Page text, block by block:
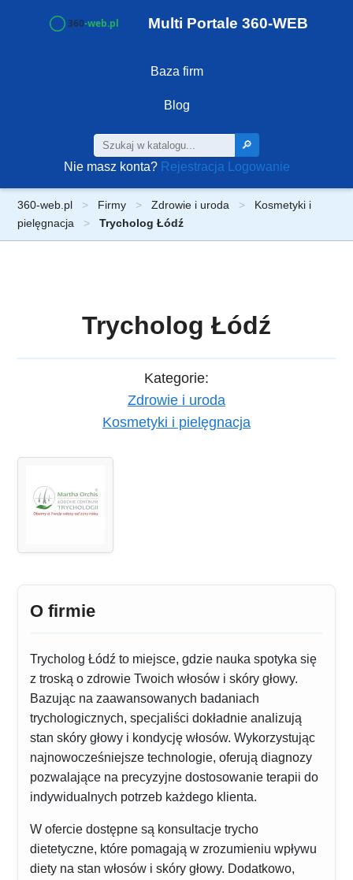
Multi Portale 360-WEB
Baza firm
Blog
🔎
Nie masz konta? Rejestracja Logowanie
360-web.pl Firmy Zdrowie i uroda
Kosmetyki i
pielęgnacja
Trycholog Łódź
Trycholog Łódź
Kategorie:
Zdrowie i uroda
Kosmetyki i pielęgnacja
O firmie
Trycholog Łódź to miejsce, gdzie nauka spotyka się
z troską o zdrowie Twoich włosów i skóry głowy.
Bazując na zaawansowanych badaniach
trychologicznych, specjaliści dokładnie analizują
stan skóry głowy i kondycję włosów. Wykorzystując
najnowocześniejsze technologie, oferują diagnozy
pozwalające na precyzyjne dostosowanie terapii do
indywidualnych potrzeb każdego klienta.
W ofercie dostępne są konsultacje trycho
dietetyczne, które pomagają w zrozumieniu wpływu
diety na stan włosów i skóry głowy. Dodatkowo,